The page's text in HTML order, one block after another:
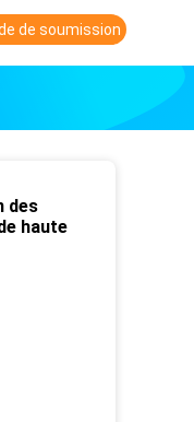
de soumission
des
haute